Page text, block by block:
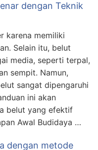
dengan Teknik
karena memiliki
Selain itu, belut
media, seperti terpal,
sempit. Namun,
sangat dipengaruhi
ini akan
belut yang efektif
Awal Budidaya …
dengan metode